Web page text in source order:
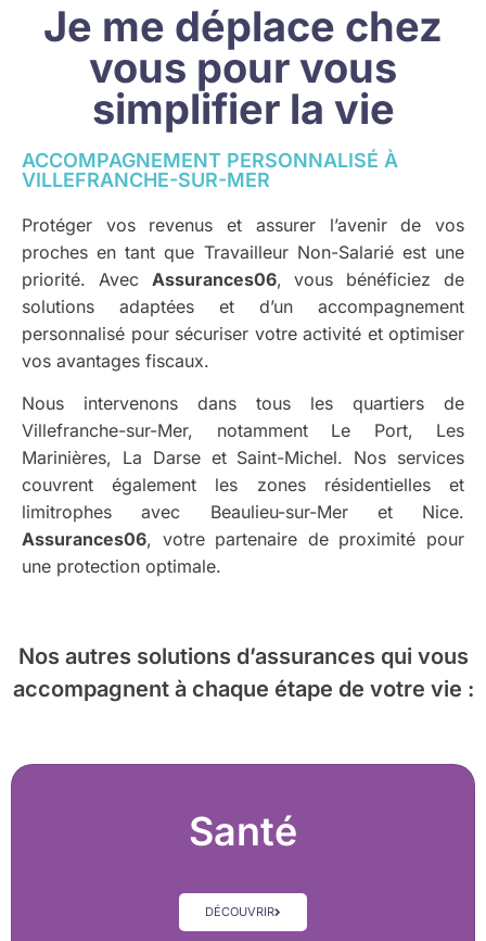
Je me déplace chez
vous pour vous
simplifier la vie
ACCOMPAGNEMENT PERSONNALISÉ À
VILLEFRANCHE-SUR-MER
Protéger vos revenus et assurer l’avenir de vos
proches en tant que Travailleur Non-Salarié est une
priorité. Avec Assurances06, vous bénéficiez de
solutions adaptées et d’un accompagnement
personnalisé pour sécuriser votre activité et optimiser
vos avantages fiscaux.
Nous intervenons dans tous les quartiers de
Villefranche-sur-Mer, notamment Le Port, Les
Marinières, La Darse et Saint-Michel. Nos services
couvrent également les zones résidentielles et
limitrophes avec Beaulieu-sur-Mer et Nice.
Assurances06, votre partenaire de proximité pour
une protection optimale.
Nos autres solutions d’assurances qui vous
accompagnent à chaque étape de votre vie :
Santé
DÉCOUVRIR